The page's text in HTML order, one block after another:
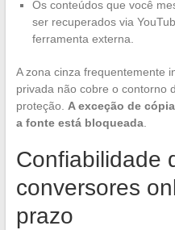
Os conteúdos que você
ser recuperados via
ferramenta externa.
A zona cinza frequentemente
privada não cobre o contorno
proteção. A exceção de
a fonte está bloqueada.
Confiabilidade
conversores
prazo